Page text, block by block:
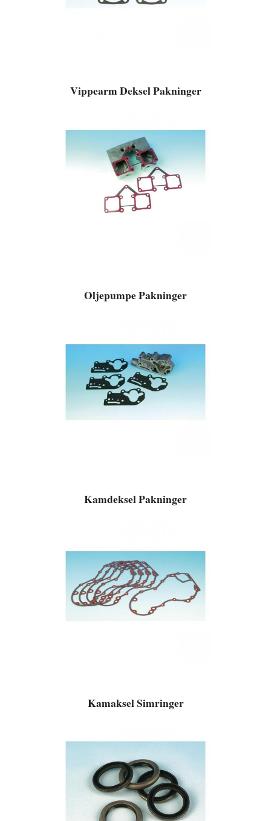
Vippearm Deksel Pakninger
Oljepumpe Pakninger
Kamdeksel Pakninger
Kamaksel Simringer